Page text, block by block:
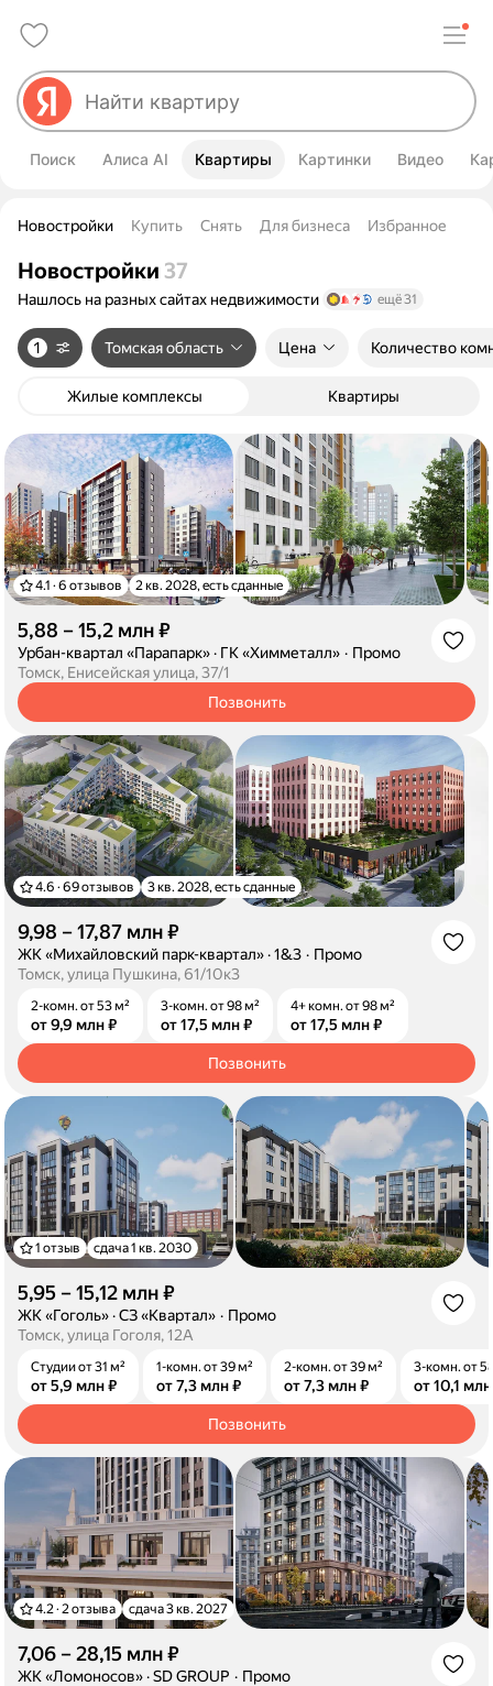
Поиск Алиса AI Квартиры Картинки Видео
Новостройки Купить Снять Для бизнеса Избранное
Новостройки 37
Нашлось на разных сайтах недвижимости ещё 31
1 Томская область Цена Количество
Жилые комплексы Квартиры
4.1 · 6 отзывов 2 кв. 2028, есть сданные
5,88 – 15,2 млн ₽
Урбан-квартал «Парапарк»· ГК «Химметалл»
Промо
Томск, Енисейская улица, 37/1
Позвонить
4.6 · 69 отзывов 3 кв. 2028, есть сданные
9,98 – 17,87 млн ₽
ЖК «Михайловский парк-квартал»·1&3
Промо
Томск, улица Пушкина, 61/10к3
2-комн. от 53 м²
от 9,9 млн ₽
3-комн. от 98 м²
от 17,5 млн ₽
4+ комн. от 98 м²
от 17,5 млн ₽
Позвонить
1 отзыв сдача 1 кв. 2030
5,95 – 15,12 млн ₽
ЖК «Гоголь»·СЗ «Квартал»
Промо
Томск, улица Гоголя, 12А
Студии от 31 м²
от 5,9 млн ₽
1-комн. от 39 м²
от 7,3 млн ₽
2-комн. от 39 м²
от 7,3 млн ₽
3-комн. от
от 10,1
Позвонить
4.2 · 2 отзыва сдача 3 кв. 2027
7,06 – 28,15 млн ₽
ЖК «Ломоносов»·SD GROUP
Промо